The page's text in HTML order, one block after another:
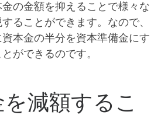
金の金額を抑えることで様々な
ることができます。なので、
本金の半分を資本準備金にす
ができるのです。
減額するこ